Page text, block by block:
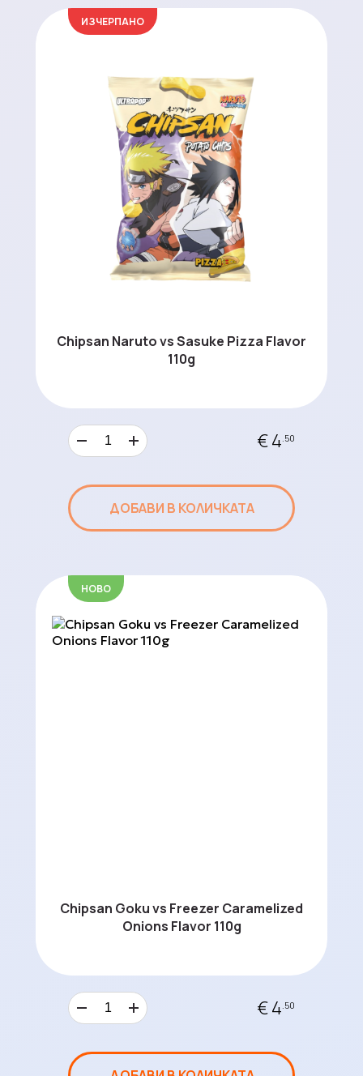
ИЗЧЕРПАНО
Chipsan Naruto vs Sasuke Pizza Flavor
110g
€ 4.50
ДОБАВИ В КОЛИЧКАТА
НОВО
Chipsan Goku vs Freezer Caramelized
Onions Flavor 110g
€ 4.50